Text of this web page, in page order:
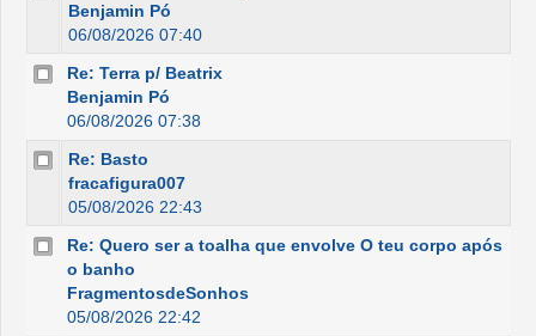
Benjamin Pó
06/08/2026 07:40
Re: Terra p/ Beatrix
Benjamin Pó
06/08/2026 07:38
Re: Basto
fracafigura007
05/08/2026 22:43
Re: Quero ser a toalha que envolve O teu corpo após
o banho
FragmentosdeSonhos
05/08/2026 22:42